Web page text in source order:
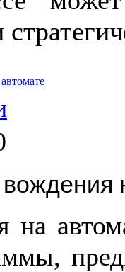
на